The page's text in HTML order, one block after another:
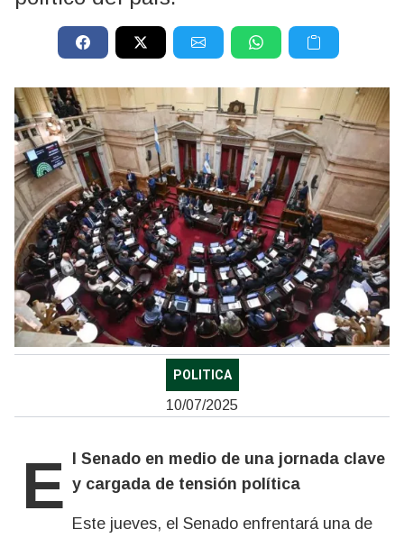
POLITICA
10/07/2025
El Senado en medio de una jornada clave y cargada de tensión política
Este jueves, el Senado enfrentará una de